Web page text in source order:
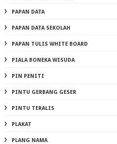
PAPAN DATA
PAPAN DATA SEKOLAH
PAPAN TULIS WHITE BOARD
PIALA BONEKA WISUDA
PIN PENITI
PINTU GERBANG GESER
PINTU TERALIS
PLAKAT
PLANG NAMA